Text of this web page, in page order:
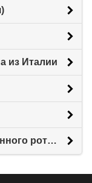
из Италии
Комплекты мебели из искусственного ротанга